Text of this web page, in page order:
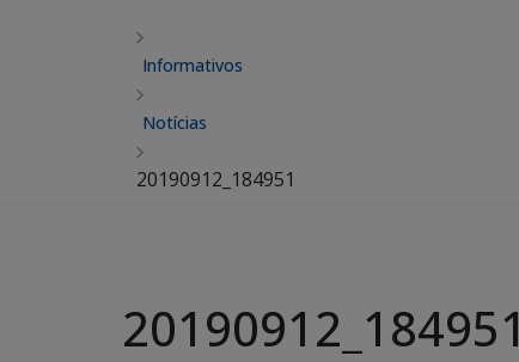
Informativos
Notícias
20190912_184951
20190912_184951